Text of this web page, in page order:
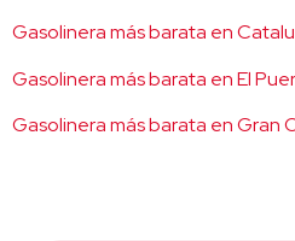
Gasolinera más barata en
Gasolinera más barata en El
Gasolinera más barata en Gran